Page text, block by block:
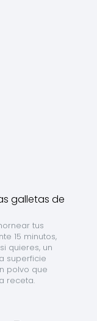
tus
15 minutos,
quieres, un
superficie
polvo que
receta.